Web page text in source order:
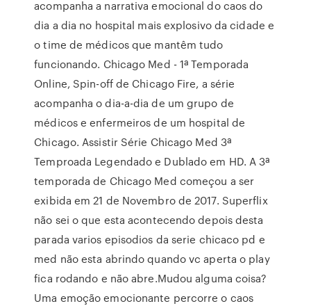
acompanha a narrativa emocional do caos do
dia a dia no hospital mais explosivo da cidade e
o time de médicos que mantêm tudo
funcionando. Chicago Med - 1ª Temporada
Online, Spin-off de Chicago Fire, a série
acompanha o dia-a-dia de um grupo de
médicos e enfermeiros de um hospital de
Chicago. Assistir Série Chicago Med 3ª
Temproada Legendado e Dublado em HD. A 3ª
temporada de Chicago Med começou a ser
exibida em 21 de Novembro de 2017. Superflix
não sei o que esta acontecendo depois desta
parada varios episodios da serie chicaco pd e
med não esta abrindo quando vc aperta o play
fica rodando e não abre.Mudou alguma coisa?
Uma emoção emocionante percorre o caos